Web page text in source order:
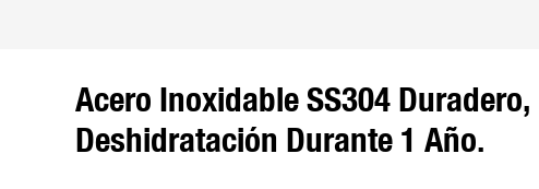
Acero Inoxidable SS304 Duradero,
Deshidratación Durante 1 Año.